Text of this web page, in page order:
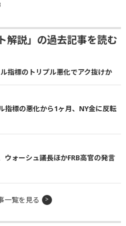
解説」の過去記事を読む
指標のトリプル悪化でアク抜けか
指標の悪化から1ヶ月、NY金に反転
ウォーシュ議長ほかFRB高官の発言
一覧を見る